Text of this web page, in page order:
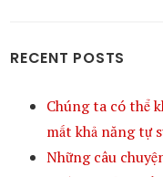
RECENT POSTS
Chúng ta có thể
mất khả năng tự
Những câu